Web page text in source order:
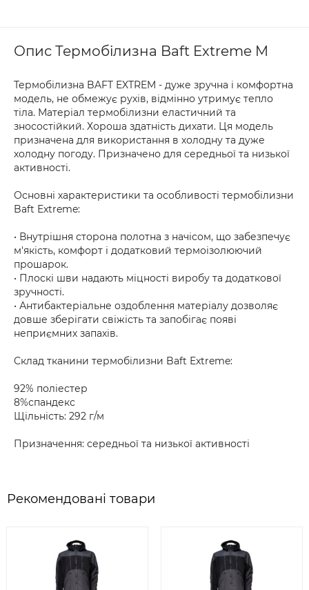
Опис Термобілизна Baft Extreme M
Термобілизна BAFT EXTREM - дуже зручна і комфортна
модель, не обмежує рухів, відмінно утримує тепло
тіла. Матеріал термобілизни еластичний та
зносостійкий. Хороша здатність дихати. Ця модель
призначена для використання в холодну та дуже
холодну погоду. Призначено для середньої та низької
активності.
Основні характеристики та особливості термобілизни
Baft Extreme:
• Внутрішня сторона полотна з начісом, що забезпечує
м'якість, комфорт і додатковий термоізолюючий
прошарок.
• Плоскі шви надають міцності виробу та додаткової
зручності.
• Антибактеріальне оздоблення матеріалу дозволяє
довше зберігати свіжість та запобігає появі
неприємних запахів.
Склад тканини термобілизни Baft Extreme:
92% поліестер
8%спандекс
Щільність: 292 г/м
Призначення: середньої та низької активності
Рекомендовані товари